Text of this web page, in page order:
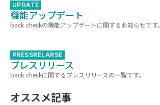
UPDATE
機能アップデート
back checkの機能アップデートに関するお知らせです。
PRESSRELARSE
プレスリリース
back checkに関するプレスリリースの一覧です。
オススメ記事